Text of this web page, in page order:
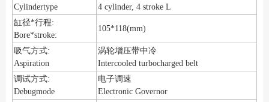
Cylindertype
4 cylinder, 4 stroke L
缸径*行程:
Bore*stroke:
105*118(mm)
吸气方式:
Aspiration
涡轮增压带中冷
Intercooled turbocharged belt
调试方式:
Debugmode
电子调速
Electronic Governor